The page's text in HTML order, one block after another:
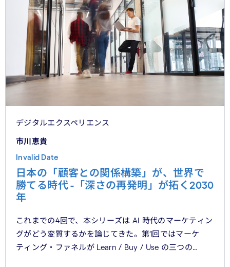
デジタルエクスペリエンス
市川恵貴
Invalid Date
日本の「顧客との関係構築」が、世界で
勝てる時代 -「深さの再発明」が拓く2030
年
これまでの4回で、本シリーズは AI 時代のマーケティン
グがどう変質するかを論じてきた。第1回ではマーケ
ティング・ファネルが Learn / Buy / Use の三つの